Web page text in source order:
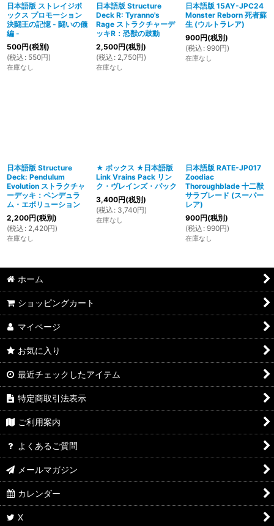
日本語版 ストレイジボ
ックス プロモーション
決闘王の記憶 - 闘いの儀
編 -
500円(税別)
(税込 : 550円)
在庫なし
日本語版 Structure
Deck R: Tyranno's
Rage ストラクチャーデ
ッキR：恐獣の鼓動
2,500円(税別)
(税込 : 2,750円)
在庫なし
日本語版 15AY-JPC24
Monster Reborn 死者蘇
生 (ウルトラレア)
900円(税別)
(税込 : 990円)
在庫なし
日本語版 Structure
Deck: Pendulum
Evolution ストラクチャ
ーデッキ：ペンデュラ
ム・エボリューション
2,200円(税別)
(税込 : 2,420円)
在庫なし
★ ボックス ★日本語版
Link Vrains Pack リン
ク・ヴレインズ・パック
3,400円(税別)
(税込 : 3,740円)
在庫なし
日本語版 RATE-JP017
Zoodiac
Thoroughblade 十二獣
サラブレード (スーパー
レア)
900円(税別)
(税込 : 990円)
在庫なし
ホーム
ショッピングカート
マイページ
お気に入り
最近チェックしたアイテム
特定商取引法表示
ご利用案内
よくあるご質問
メールマガジン
カレンダー
X